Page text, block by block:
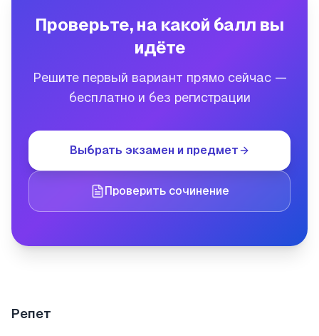
Проверьте, на какой балл вы
идёте
Решите первый вариант прямо сейчас —
бесплатно и без регистрации
Выбрать экзамен и предмет
Проверить сочинение
Репет